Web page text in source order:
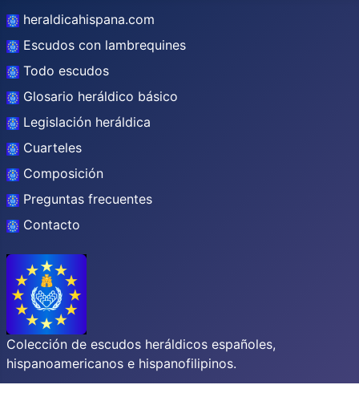
heraldicahispana.com
Escudos con lambrequines
Todo escudos
Glosario heráldico básico
Legislación heráldica
Cuarteles
Composición
Preguntas frecuentes
Contacto
Colección de escudos heráldicos españoles,
hispanoamericanos e hispanofilipinos.